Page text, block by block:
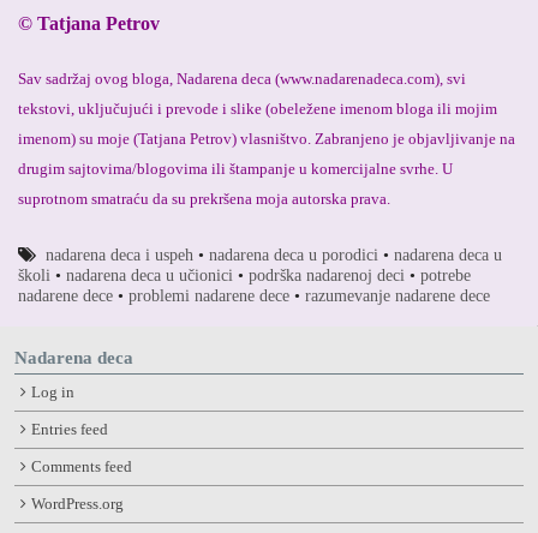
© Tatjana Petrov
Sav sadržaj ovog bloga, Nadarena deca (www.nadarenadeca.com), svi
tekstovi, uključujući i prevode i slike (obeležene imenom bloga ili mojim
imenom) su moje (Tatjana Petrov) vlasništvo. Zabranjeno je objavljivanje na
drugim sajtovima/blogovima ili štampanje u komercijalne svrhe. U
suprotnom smatraću da su prekršena moja autorska prava.
nadarena deca i uspeh •nadarena deca u porodici •nadarena deca u
školi • nadarena deca u učionici • podrška nadarenoj deci • potrebe
nadarene dece • problemi nadarene dece • razumevanje nadarene dece
Nadarena deca
Log in
Entries feed
Comments feed
WordPress.org